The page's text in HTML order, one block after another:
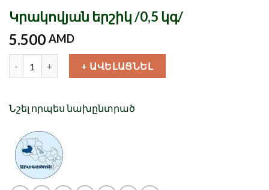
Կրակովյան երշիկ /0,5 կգ/
5.500 AMD
+ ԱՎԵԼԱՑՆԵԼ
Նշել որպես նախընտրած